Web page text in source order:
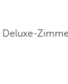
Deluxe-